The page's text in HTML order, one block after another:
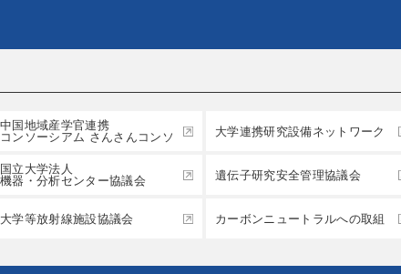
中国地域産学官連携
コンソーシアム さんさんコンソ
大学連携研究設備ネットワーク
国立大学法人
機器・分析センター協議会
遺伝子研究安全管理協議会
大学等放射線施設協議会 カーボンニュートラルへの取組